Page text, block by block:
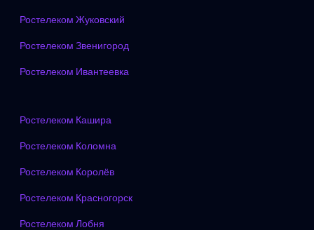
Ростелеком Жуковский
Ростелеком Звенигород
Ростелеком Ивантеевка
Ростелеком Кашира
Ростелеком Коломна
Ростелеком Королёв
Ростелеком Красногорск
Ростелеком Лобня